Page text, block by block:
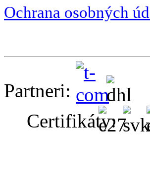
Ochrana osobných
Partneri:
Certifikáty: